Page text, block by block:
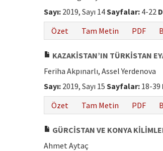
Sayı: 2019, Sayı 14Sayfalar: 4-22
Özet
Tam Metin PDF
KAZAKİSTAN’IN TÜRKİSTAN
Feriha Akpınarlı, Assel Yerdenova
Sayı: 2019, Sayı 15 Sayfalar: 18-39
Özet
Tam Metin PDF
GÜRCİSTAN VE KONYA
Ahmet Aytaç